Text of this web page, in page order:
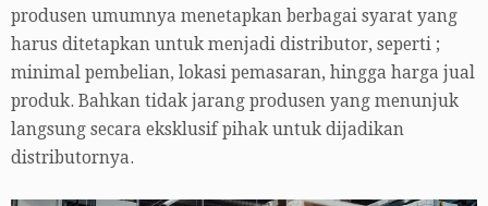
produsen umumnya menetapkan berbagai syarat yang
harus ditetapkan untuk menjadi distributor, seperti ;
minimal pembelian, lokasi pemasaran, hingga harga jual
produk. Bahkan tidak jarang produsen yang menunjuk
langsung secara eksklusif pihak untuk dijadikan
distributornya.